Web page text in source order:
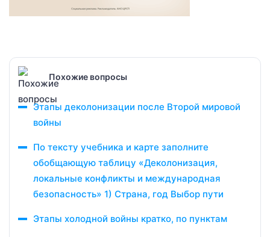
Похожие вопросы
Этапы деколонизации после Второй мировой
войны
По тексту учебника и карте заполните
обобщающую таблицу «Деколонизация,
локальные конфликты и международная
безопасность» 1) Страна, год Выбор пути
Этапы холодной войны кратко, по пунктам